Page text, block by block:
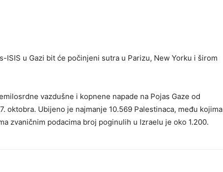
ISIS u Gazi bit će počinjeni sutra u Parizu, New Yorku i širom
vazdušne i kopnene napade na Pojas Gaze od
oktobra. Ubijeno je najmanje 10.569 Palestinaca, među kojima
zvaničnim podacima broj poginulih u Izraelu je oko 1.200.